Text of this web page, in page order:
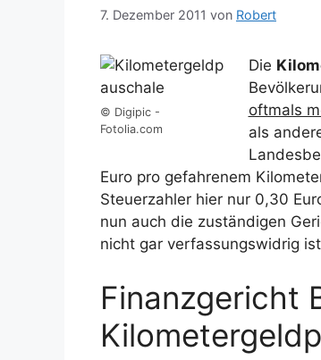
7. Dezember 2011 von Robert
© Digipic -
Fotolia.com
Die
oftmals
als
Euro pro gefahrenem
Steuerzahler hier nur 0,30
nun auch die zuständigen
nicht gar verfassungswidrig
Finanzgericht